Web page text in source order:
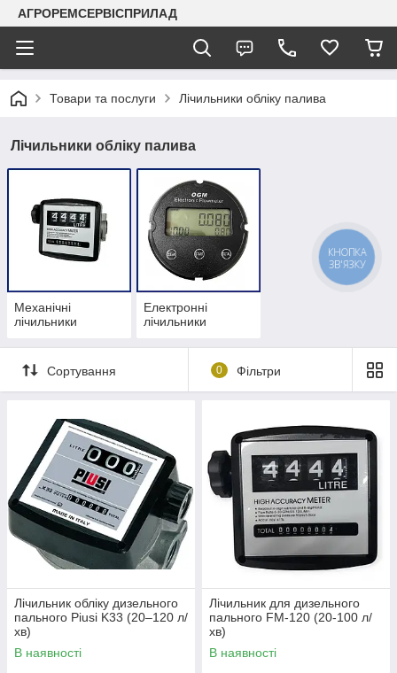
АГРОРЕМСЕРВІСПРИЛАД
Товари та послуги Лічильники обліку палива
Лічильники обліку палива
Механічні
лічильники
Електронні
лічильники
Сортування 0 Фільтри
Лічильник обліку дизельного
пального Piusi K33 (20–120 л/
хв)
В наявності
Лічильник для дизельного
пального FM-120 (20-100 л/
хв)
В наявності
КНОПКА
ЗВ'ЯЗКУ